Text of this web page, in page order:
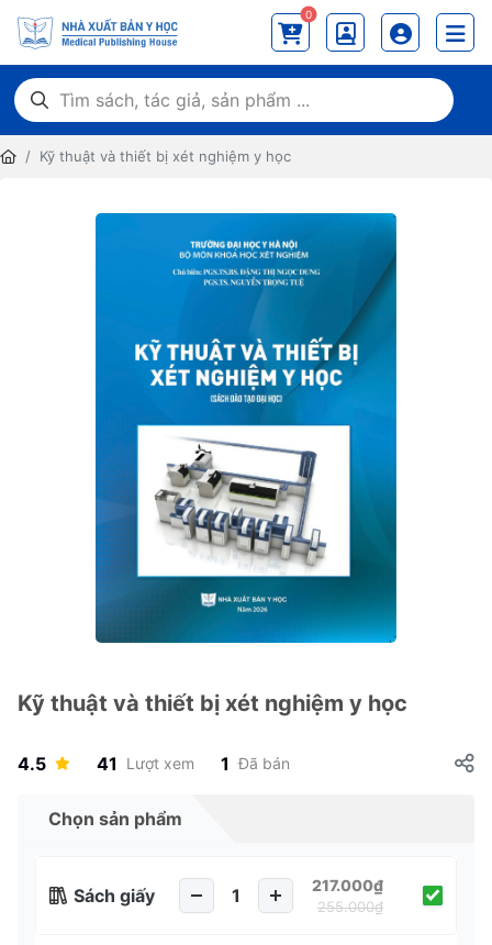
0
Kỹ thuật và thiết bị xét nghiệm y học
Kỹ thuật và thiết bị xét nghiệm y học
4.5 41 Lượt xem 1 Đã bán
Chọn sản phẩm
Sách giấy 217.000₫
255.000₫